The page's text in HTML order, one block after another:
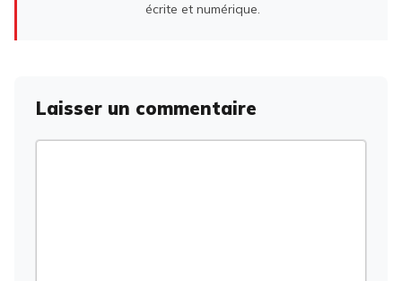
écrite et numérique.
Laisser un commentaire